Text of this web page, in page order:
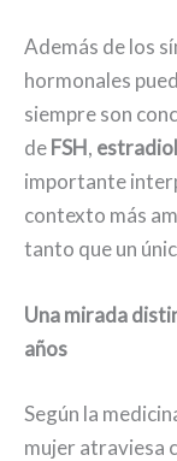
Además de los
hormonales
siempre son
deFSH, estradiol
importante
contexto más
tanto que un
Una mirada
años
Según la
mujer atraviesa